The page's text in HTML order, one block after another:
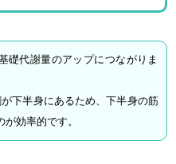
礎代謝量のアップにつながりま
下半身にあるため、下半身の筋
効率的です。